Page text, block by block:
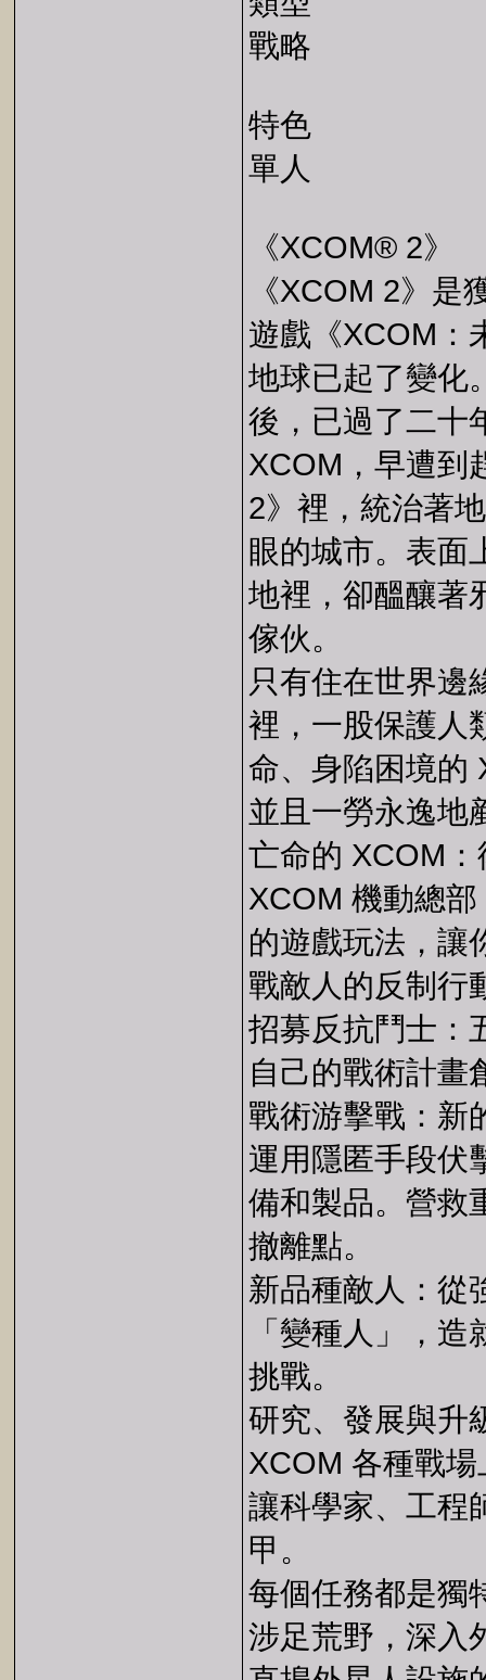
戰略
特色
單人
《XCOM® 2》
《XCOM 2》
遊戲《XCOM：
地球已起了變化
後，已過了二十
XCOM，早遭到
2》裡，統治著
眼的城市。表面
地裡，卻醞釀著
傢伙。
只有住在世界邊
裡，一股保護人
命、身陷困境的
並且一勞永逸地
亡命的 XCOM
XCOM 機動總
的遊戲玩法，讓
戰敵人的反制行
招募反抗鬥士：
自己的戰術計畫
戰術游擊戰：新
運用隱匿手段伏
備和製品。營救
撤離點。
新品種敵人：從
「變種人」，
挑戰。
研究、發展與升
XCOM 各種戰
讓科學家、工程
甲。
每個任務都是獨
涉足荒野，深入